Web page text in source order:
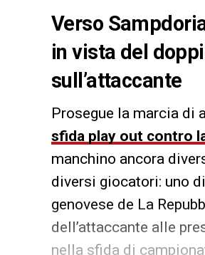
Verso
in vista del
sull’attaccante
Prosegue la marcia di
sfida play out contro
manchino ancora
diversi giocatori: uno
genovese de La
dell’attaccante alle
nella sfida di